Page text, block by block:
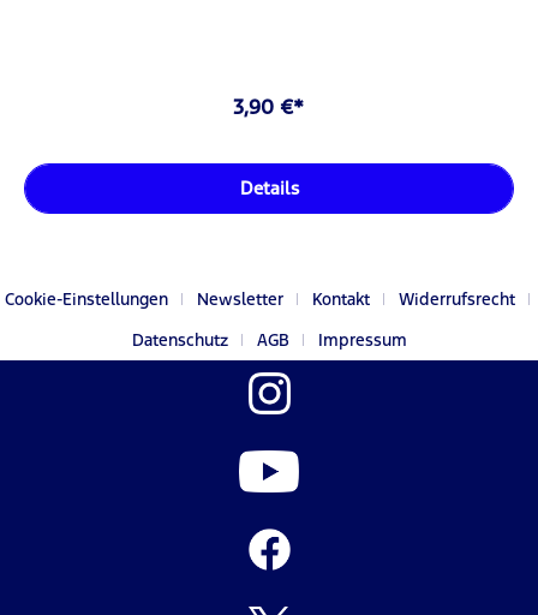
3,90 €*
Details
Cookie-Einstellungen Newsletter Kontakt
Widerrufsrecht
Datenschutz
AGB Impressum